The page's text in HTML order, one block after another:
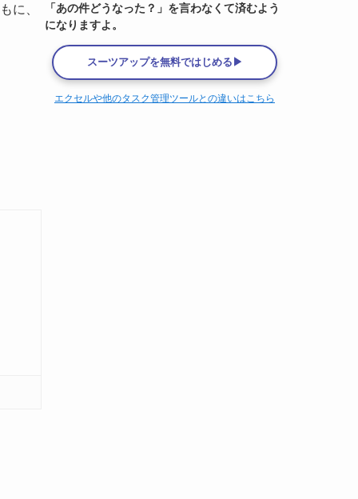
に、
「あの件どうなった？」を言わなくて済むよう
になりますよ。
スーツアップを無料ではじめる▶
エクセルや他のタスク管理ツールとの違いはこちら